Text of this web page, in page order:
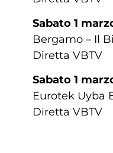
Sabato 1
Bergamo – Il
Diretta VBTV
Sabato 1
Eurotek Uyba
Diretta VBTV